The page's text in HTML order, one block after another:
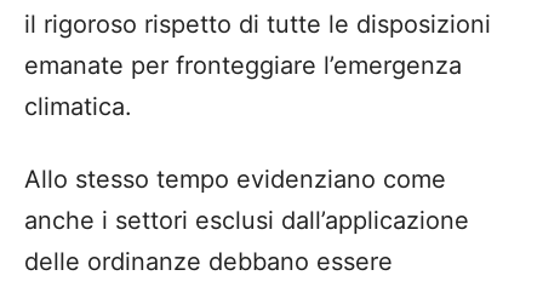
il rigoroso rispetto di tutte le disposizioni
emanate per fronteggiare l’emergenza
climatica.
Allo stesso tempo evidenziano come
anche i settori esclusi dall’applicazione
delle ordinanze debbano essere